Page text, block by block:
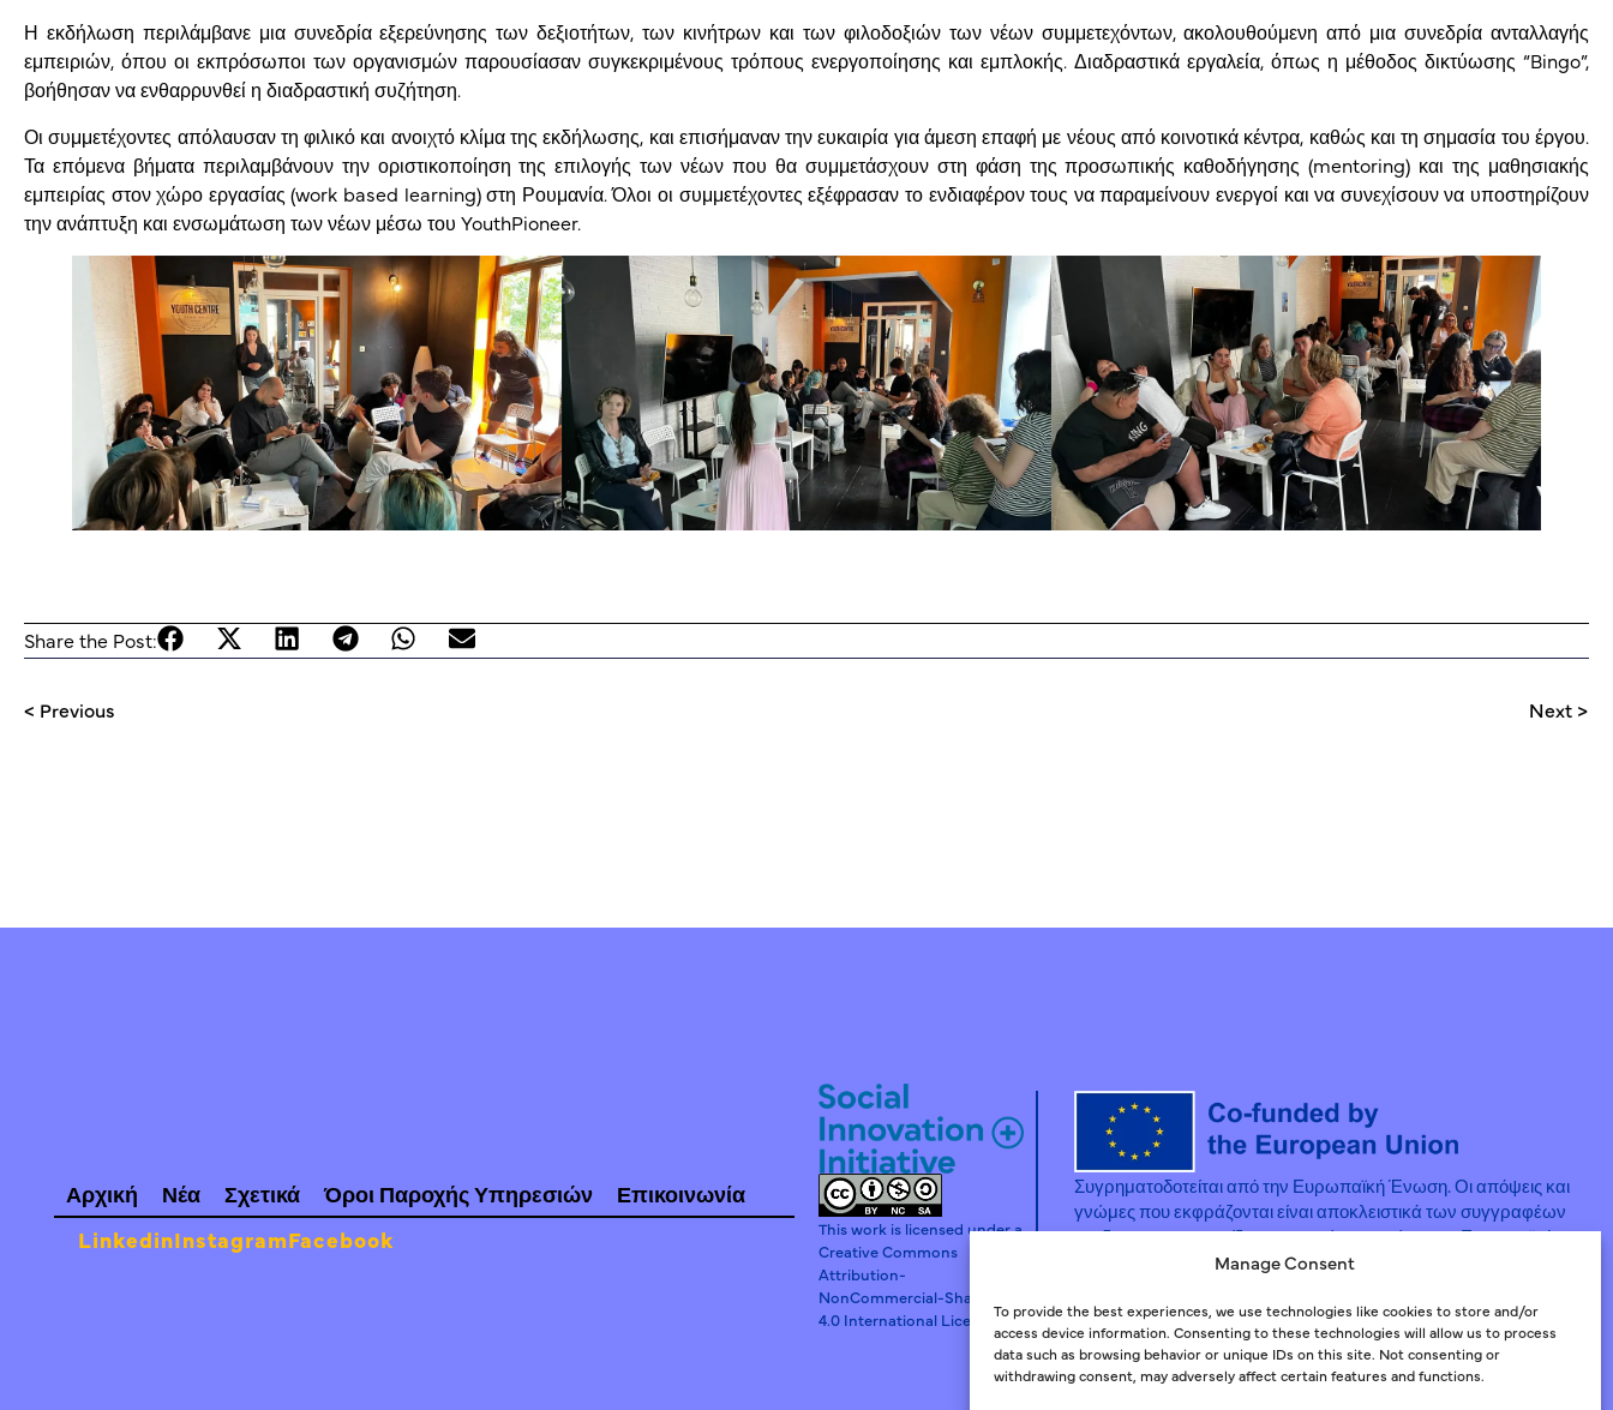
Manage Consent
To provide the best experiences, we use technologies like cookies to store and/or
access device information. Consenting to these technologies will allow us to process
data such as browsing behavior or unique IDs on this site. Not consenting or
withdrawing consent, may adversely affect certain features and functions.
Η εκδήλωση περιλάμβανε μια συνεδρία εξερεύνησης των δεξιοτήτων, των κινήτρων και των φιλοδοξιών των νέων συμμετεχόντων, ακολουθούμενη από μια συνεδρία ανταλλαγής
εμπειριών, όπου οι εκπρόσωποι των οργανισμών παρουσίασαν συγκεκριμένους τρόπους ενεργοποίησης και εμπλοκής. Διαδραστικά εργαλεία, όπως η μέθοδος δικτύωσης “Bingo”,
βοήθησαν να ενθαρρυνθεί η διαδραστική συζήτηση.
Οι συμμετέχοντες απόλαυσαν τη φιλικό και ανοιχτό κλίμα της εκδήλωσης, και επισήμαναν την ευκαιρία για άμεση επαφή με νέους από κοινοτικά κέντρα, καθώς και τη σημασία του έργου.
Τα επόμενα βήματα περιλαμβάνουν την οριστικοποίηση της επιλογής των νέων που θα συμμετάσχουν στη φάση της προσωπικής καθοδήγησης (mentoring) και της μαθησιακής
εμπειρίας στον χώρο εργασίας (work based learning) στη Ρουμανία. Όλοι οι συμμετέχοντες εξέφρασαν το ενδιαφέρον τους να παραμείνουν ενεργοί και να συνεχίσουν να υποστηρίζουν
την ανάπτυξη και ενσωμάτωση των νέων μέσω του YouthPioneer.
Share the Post:
< Previous Next >
Αρχική Νέα Σχετικά Όροι Παροχής Υπηρεσιών
Επικοινωνία
LinkedinInstagramFacebook
This work is licensed under a
Creative Commons
Attribution-
NonCommercial-ShareAlike
4.0 International License.
Συγρηματοδοτείται από την Ευρωπαϊκή Ένωση. Οι απόψεις και
γνώμες που εκφράζονται είναι αποκλειστικά των συγγραφέων
και δεν αντικατοπτρίζουν απαραίτητα εκείνες της Ευρωπαϊκής
Ένωσης ή της Διαχειριστικής Αρχής του Ευρωπαϊκού
Χορηγούσα Αρχή φέρουν ευθύνη για αυτές.